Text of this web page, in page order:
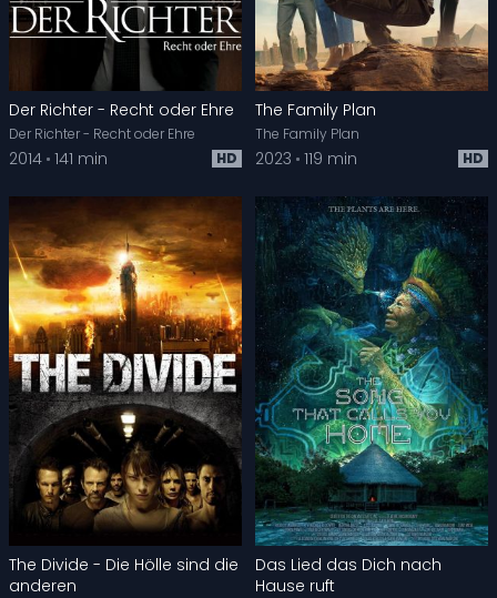
Der Richter - Recht oder Ehre
Der Richter - Recht oder Ehre
2014 141 min HD
The Family Plan
The Family Plan
2023 119 min HD
The Divide - Die Hölle sind die
anderen
Das Lied das Dich nach
Hause ruft